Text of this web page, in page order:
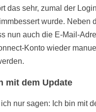
das sehr, zumal der
wurde. Neben
nun auch die E-Mail-
Konto wieder manuell
mit dem Update
nur sagen: Ich bin mit